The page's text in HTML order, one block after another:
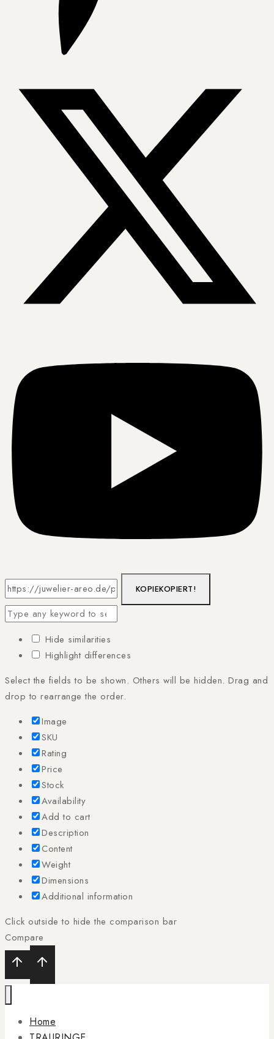
KOPIEKOPIERT!
Hide similarities
Highlight differences
Select the fields to be shown. Others will be hidden. Drag and
drop to rearrange the order.
Image
SKU
Rating
Price
Stock
Availability
Add to cart
Description
Content
Weight
Dimensions
Additional information
Click outside to hide the comparison bar
Compare
Home